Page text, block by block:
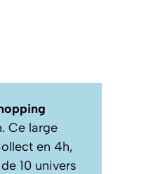
Ce large
en 4h,
10 univers